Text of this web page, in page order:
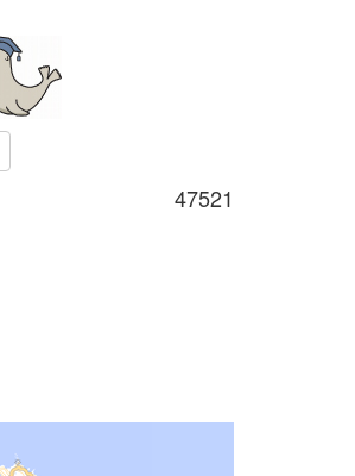
47521